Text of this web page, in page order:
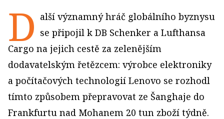
D alší významný hráč globálního byznysu
se připojil k DB Schenker a Lufthansa
Cargo na jejich cestě za zelenějším
dodavatelským řetězcem: výrobce elektroniky
a počítačových technologií Lenovo se rozhodl
tímto způsobem přepravovat ze Šanghaje do
Frankfurtu nad Mohanem 20 tun zboží týdně.